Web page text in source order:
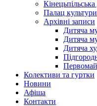
Палац
Архівні записи
Дитяча
Дитяча
Дитяча
Колективи та гуртки
Новини
Афіша
Контакти